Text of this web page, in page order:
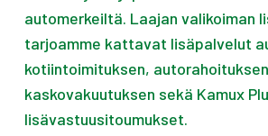
automerkeiltä. Laajan valikoiman
tarjoamme kattavat lisäpalvelut
kotiintoimituksen,
kaskovakuutuksen sekä Kamux
lisävastuusitoumukset.